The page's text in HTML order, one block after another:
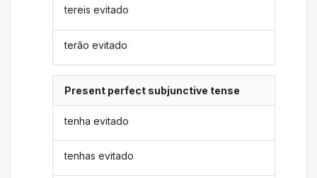
tereis evitado
terão evitado
Present perfect subjunctive tense
tenha evitado
tenhas evitado